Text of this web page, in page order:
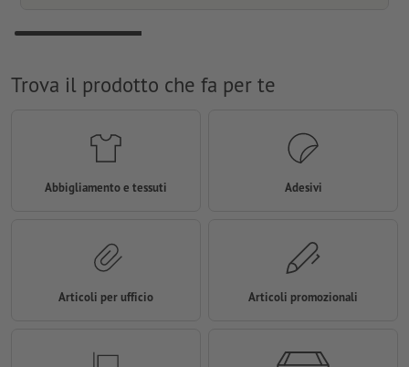
Trova il prodotto che fa per te
Abbigliamento e tessuti Adesivi
Articoli per ufficio Articoli promozionali